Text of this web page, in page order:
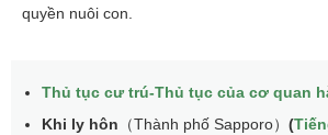
quyền nuôi con.
Thủ tục cư trú-Thủ tục của cơ quan
Khi ly hôn （Thành phố Sapporo） (